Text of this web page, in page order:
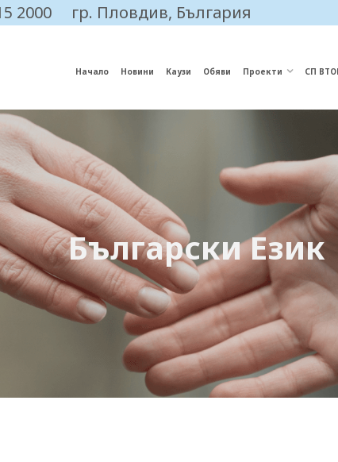
2000 гр. Пловдив, България
Начало Новини Каузи Обяви Проекти СП
Български Език